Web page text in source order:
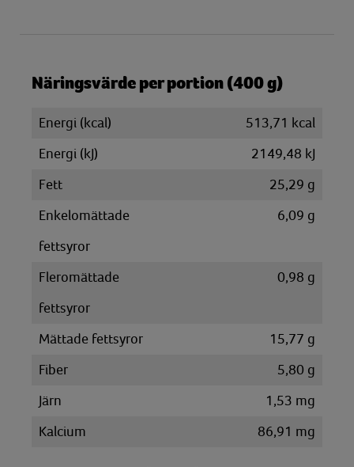
Näringsvärde per portion (400 g)
Energi (kcal)
513,71 kcal
Energi (kJ)
2149,48 kJ
Fett
25,29 g
Enkelomättade
fettsyror
6,09 g
Fleromättade
fettsyror
0,98 g
Mättade fettsyror
15,77 g
Fiber
5,80 g
Järn
1,53 mg
Kalcium
86,91 mg